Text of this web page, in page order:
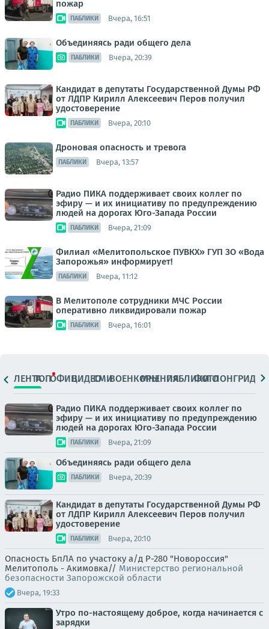
пожар
ПАБЛИКИ Вчера, 16:51
Объединяясь ради общего дела
ПАБЛИКИ Вчера, 20:39
Кандидат в депутаты Государственной Думы РФ
от ЛДПР Кирилл Алексеевич Перов получил
удостоверение
ПАБЛИКИ Вчера, 20:10
Дроновая опасность и тревога
ПАБЛИКИ Вчера, 13:57
Радио ПИКА поддерживает своих коллег по
эфиру — и их инициативу по предупреждению
людей на дорогах Юго-Запада России
ПАБЛИКИ Вчера, 21:09
Филиал «Мелитопольское ПУВКХ» ГУП ЗО «Вода
Запорожья» информирует!
ПАБЛИКИ Вчера, 11:12
В Мелитополе сотрудники МЧС России
оперативно ликвидировали пожар
ПАБЛИКИ Вчера, 16:01
ЛЕНТАТОПОФИЦ.ВИДЕОСМИВОЕНКОРЫМНЕНИЯПАБЛИКИ
ФОТОЛОНГРИДЫ
Радио ПИКА поддерживает своих коллег по
эфиру — и их инициативу по предупреждению
людей на дорогах Юго-Запада России
ПАБЛИКИ Вчера, 21:09
Объединяясь ради общего дела
ПАБЛИКИ Вчера, 20:39
Кандидат в депутаты Государственной Думы РФ
от ЛДПР Кирилл Алексеевич Перов получил
удостоверение
ПАБЛИКИ Вчера, 20:10
Опасность БпЛА по участоку а/д Р-280 "Новороссия"
Мелитополь - Акимовка// Министерство региональной
безопасности Запорожской области
Вчера, 19:33
Утро по-настоящему доброе, когда начинается с
зарядки